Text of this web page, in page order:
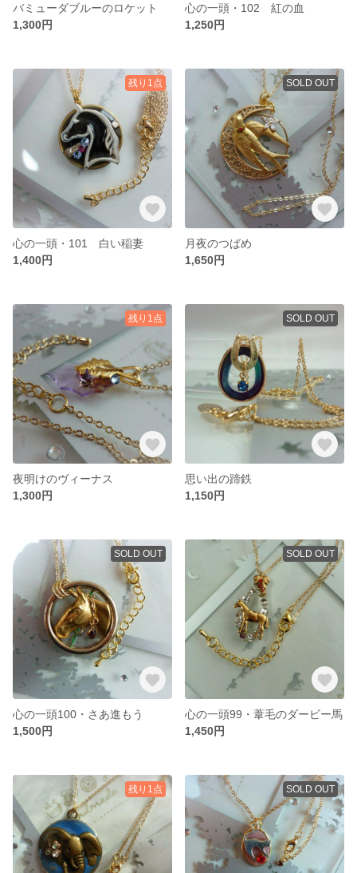
バミューダブルーのロケット
1,300円
心の一頭・102 紅の血
1,250円
残り1点
心の一頭・101 白い稲妻
1,400円
SOLD OUT
月夜のつばめ
1,650円
残り1点
夜明けのヴィーナス
1,300円
SOLD OUT
思い出の蹄鉄
1,150円
SOLD OUT
心の一頭100・さあ進もう
1,500円
SOLD OUT
心の一頭99・葦毛のダービー馬
1,450円
残り1点 SOLD OUT